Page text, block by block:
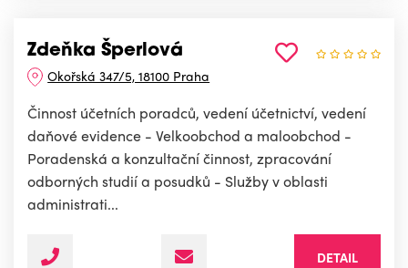
Zdeňka Šperlová
Okořská 347/5, 18100 Praha
Činnost účetních poradců, vedení účetnictví, vedení
daňové evidence - Velkoobchod a maloobchod -
Poradenská a konzultační činnost, zpracování
odborných studií a posudků - Služby v oblasti
administrati...
DETAIL